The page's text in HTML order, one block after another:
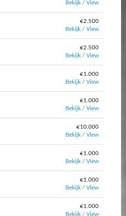
Bekijk / View
€2.500
Bekijk / View
€2.500
Bekijk / View
€1.000
Bekijk / View
€1.000
Bekijk / View
€10.000
Bekijk / View
€1.000
Bekijk / View
€1.000
Bekijk / View
€1.000
Bekijk / View